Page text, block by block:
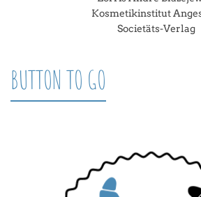
Kosmetikinstitut
Societäts-Verlag
BUTTON TO GO